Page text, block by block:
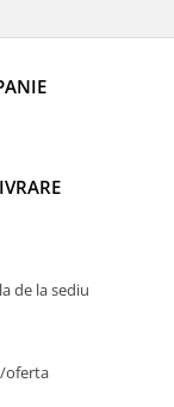
de la sediu
oferta